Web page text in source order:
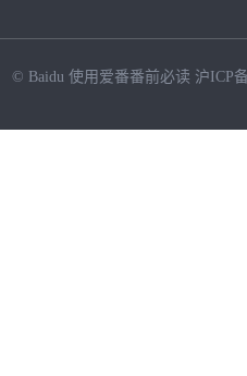
© Baidu 使用爱番番前必读 沪ICP